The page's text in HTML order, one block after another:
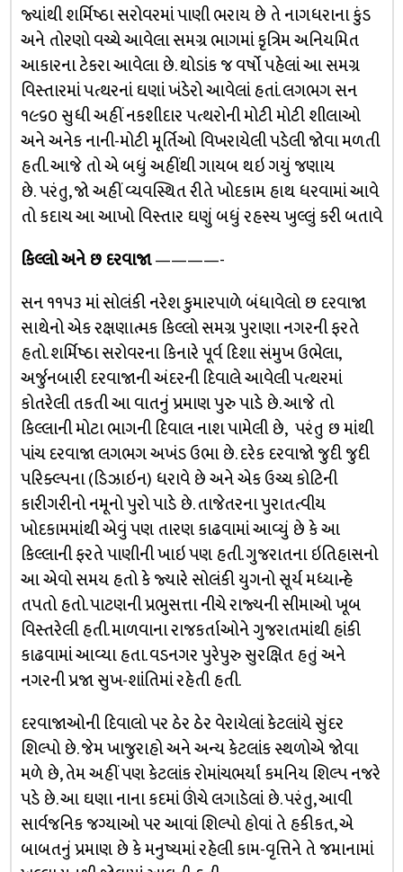
જ્યાંથી શર્મિષ્ઠા સરોવરમાં પાણી ભરાય છે તે નાગધરાના કુંડ
અને તોરણો વચ્ચે આવેલા સમગ્ર ભાગમાં કૃત્રિમ અનિયમિત
આકારના ટેકરા આવેલા છે. થોડાંક જ વર્ષો પહેલાં આ સમગ્ર
વિસ્તારમાં પત્થરનાં ઘણાં ખંડેરો આવેલાં હતાં. લગભગ સન
૧૯૬૦ સુધી અહીં નકશીદાર પત્થરોની મોટી મોટી શીલાઓ
અને અનેક નાની-મોટી મૂર્તિઓ વિખરાયેલી પડેલી જોવા મળતી
હતી. આજે તો એ બધું અહીંથી ગાયબ થઇ ગયું જણાય
છે. પરંતુ, જો અહીં વ્યવસ્થિત રીતે ખોદકામ હાથ ધરવામાં આવે
તો કદાચ આ આખો વિસ્તાર ઘણું બધું રહસ્ય ખુલ્લું કરી બતાવે
કિલ્લો અને છ દરવાજા————-
સન ૧૧૫૩ માં સોલંકી નરેશ કુમારપાળે બંધાવેલો છ દરવાજા
સાથેનો એક રક્ષણાત્મક કિલ્લો સમગ્ર પુરાણા નગરની ફરતે
હતો. શર્મિષ્ઠા સરોવરના કિનારે પૂર્વ દિશા સંમુખ ઉભેલા,
અર્જુનબારી દરવાજાની અંદરની દિવાલે આવેલી પત્થરમાં
કોતરેલી તકતી આ વાતનું પ્રમાણ પુરુ પાડે છે. આજે તો
કિલ્લાની મોટા ભાગની દિવાલ નાશ પામેલી છે, પરંતુ છ માંથી
પાંચ દરવાજા લગભગ અખંડ ઉભા છે. દરેક દરવાજો જુદી જુદી
પરિક્લ્પના (ડિઝાઇન) ધરાવે છે અને એક ઉચ્ચ કોટિની
કારીગરીનો નમૂનો પુરો પાડે છે. તાજેતરના પુરાતત્વીય
ખોદકામમાંથી એવું પણ તારણ કાઢવામાં આવ્યું છે કે આ
કિલ્લાની ફરતે પાણીની ખાઇ પણ હતી. ગુજરાતના ઇતિહાસનો
આ એવો સમય હતો કે જ્યારે સોલંકી યુગનો સૂર્ય મધ્યાન્હે
તપતો હતો. પાટણની પ્રભુસત્તા નીચે રાજ્યની સીમાઓ ખૂબ
વિસ્તરેલી હતી. માળવાના રાજકર્તાઓને ગુજરાતમાંથી હાંકી
કાઢવામાં આવ્યા હતા. વડનગર પુરેપુરુ સુરક્ષિત હતું અને
નગરની પ્રજા સુખ-શાંતિમાં રહેતી હતી.
દરવાજાઓની દિવાલો પર ઠેર ઠેર વેરાયેલાં કેટલાંયે સુંદર
શિલ્પો છે. જેમ ખાજુરાહો અને અન્ય કેટલાંક સ્થળોએ જોવા
મળે છે, તેમ અહીં પણ કેટલાંક રોમાંચભર્યાં કમનિય શિલ્પ નજરે
પડે છે. આ ઘણા નાના કદમાં ઊંચે લગાડેલાં છે. પરંતુ, આવી
સાર્વજનિક જગ્યાઓ પર આવાં શિલ્પો હોવાં તે હકીકત, એ
બાબતનું પ્રમાણ છે કે મનુષ્યમાં રહેલી કામ-વૃત્તિને તે જમાનામાં